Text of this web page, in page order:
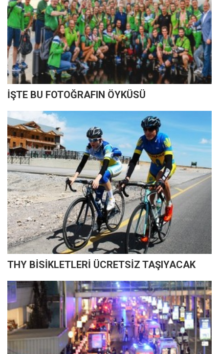
İŞTE BU FOTOĞRAFIN ÖYKÜSÜ
THY BİSİKLETLERİ ÜCRETSİZ TAŞIYACAK